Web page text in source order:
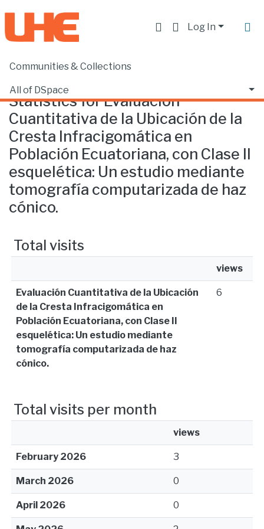
Log In
Communities & Collections
All of DSpace
Home Statistics
Statistics for Evaluación
Cuantitativa de la Ubicación de la
Cresta Infracigomática en
Población Ecuatoriana, con Clase II
esquelética: Un estudio mediante
tomografía computarizada de haz
cónico.
Total visits
views
Evaluación Cuantitativa de la Ubicación
de la Cresta Infracigomática en
Población Ecuatoriana, con Clase II
esquelética: Un estudio mediante
tomografía computarizada de haz
cónico.
6
Total visits per month
views
February 2026 3
March 2026 0
April 2026 0